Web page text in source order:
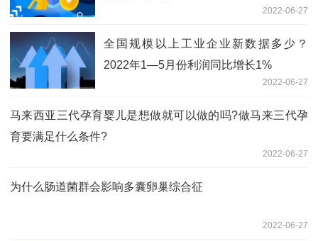
2022-06-27
全国规模以上工业企业新数据多少？
2022年1—5月份利润同比增长1%
2022-06-27
马来西亚三代孕育婴儿是想做就可以做的吗?做马来三代孕
育要满足什么条件?
2022-06-27
为什么肠道菌群会影响多囊卵巢综合征
2022-06-27